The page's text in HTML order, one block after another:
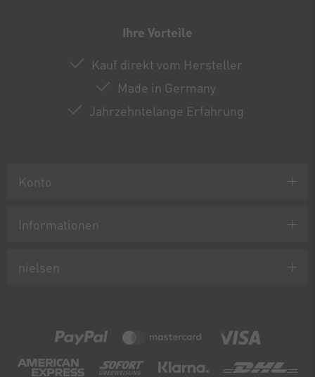
Ihre Vorteile
Kauf direkt vom Hersteller
Made in Germany
Jahrzehntelange Erfahrung
Konto
Informationen
nielsen